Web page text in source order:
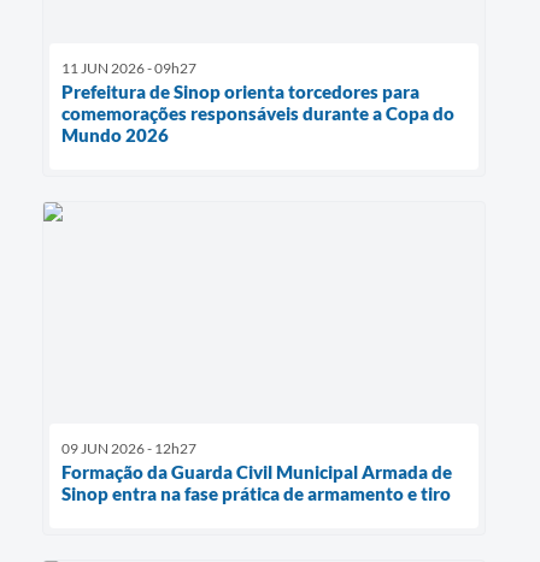
11 JUN 2026 - 09h27
Prefeitura de Sinop orienta torcedores para
comemorações responsáveis durante a Copa do
Mundo 2026
09 JUN 2026 - 12h27
Formação da Guarda Civil Municipal Armada de
Sinop entra na fase prática de armamento e tiro